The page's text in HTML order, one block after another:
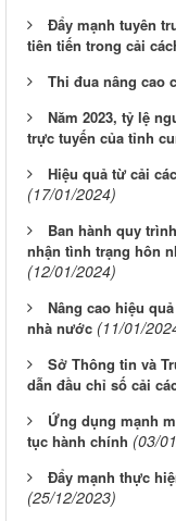
Đẩy mạnh tuyên
tiên tiến trong cải
Thi đua nâng cao
Năm 2023, tỷ lệ
trực tuyến của tỉnh
Hiệu quả từ cải
(17/01/2024)
Ban hành quy
nhận tình trạng hôn
(12/01/2024)
Nâng cao hiệu
nhà nước (11/01/
Sở Thông tin và
dẫn đầu chỉ số cải
Ứng dụng mạnh
tục hành chính (03/
Đẩy mạnh thực
(25/12/2023)